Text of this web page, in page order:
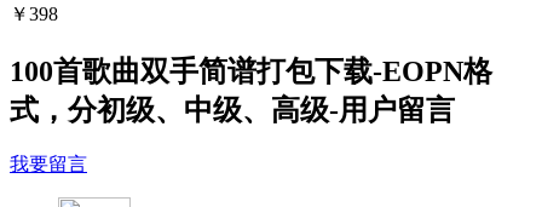
￥398
100首歌曲双手简谱打包下载-EOPN格
式，分初级、中级、高级-用户留言
我要留言